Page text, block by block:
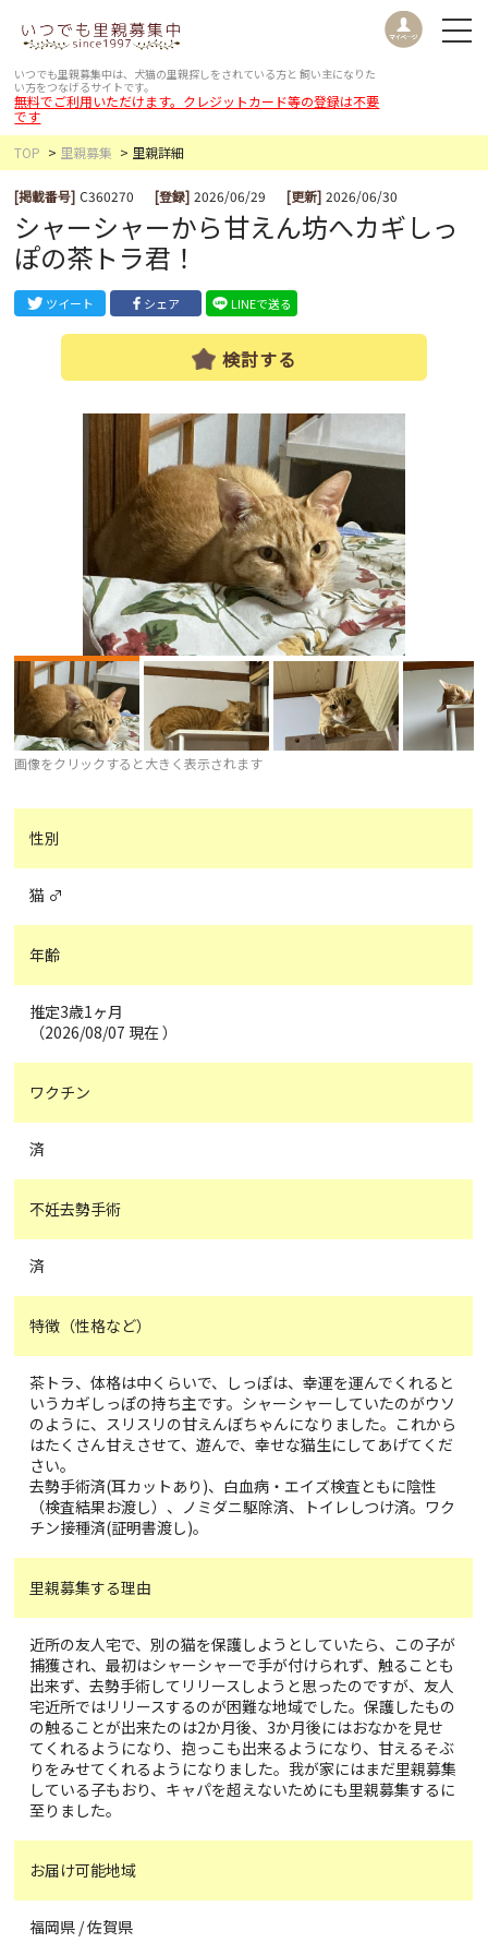
いつでも里親募集中は、犬猫の里親探しをされている方と 飼い主になりた
い方をつなげるサイトです。
無料でご利用いただけます。クレジットカード等の登録は不要
です
TOP
里親募集 里親詳細
[掲載番号] C360270 [登録] 2026/06/29 [更新] 2026/06/30
シャーシャーから甘えん坊へカギしっ
ぽの茶トラ君！
ツイート シェア LINEで送る
検討する
画像をクリックすると大きく表示されます
性別
猫 ♂
年齢
推定3歳1ヶ月
（2026/08/07 現在 ）
ワクチン
済
不妊去勢手術
済
特徴（性格など）
茶トラ、体格は中くらいで、しっぽは、幸運を運んでくれると
いうカギしっぽの持ち主です。シャーシャーしていたのがウソ
のように、スリスリの甘えんぼちゃんになりました。これから
はたくさん甘えさせて、遊んで、幸せな猫生にしてあげてくだ
さい。
去勢手術済(耳カットあり)、白血病・エイズ検査ともに陰性
（検査結果お渡し）、ノミダニ駆除済、トイレしつけ済。ワク
チン接種済(証明書渡し)。
里親募集する理由
近所の友人宅で、別の猫を保護しようとしていたら、この子が
捕獲され、最初はシャーシャーで手が付けられず、触ることも
出来ず、去勢手術してリリースしようと思ったのですが、友人
宅近所ではリリースするのが困難な地域でした。保護したもの
の触ることが出来たのは2か月後、3か月後にはおなかを見せ
てくれるようになり、抱っこも出来るようになり、甘えるそぶ
りをみせてくれるようになりました。我が家にはまだ里親募集
している子もおり、キャパを超えないためにも里親募集するに
至りました。
お届け可能地域
福岡県 / 佐賀県